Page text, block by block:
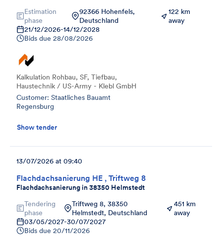
Estimation
phase
92366 Hohenfels,
Deutschland
122 km
away
21/12/2026-14/12/2028
Bids due 28/08/2026
Kalkulation Rohbau, SF, Tiefbau,
Haustechnik / US-Army - Klebl GmbH
Customer: Staatliches Bauamt
Regensburg
Show tender
Flachdachsanierung HE , Triftweg 8
Flachdachsanierung in 38350 Helmstedt
13/07/2026 at 09:40
Tendering
phase
Triftweg 8, 38350
Helmstedt, Deutschland
451 km
away
03/05/2027-30/07/2027
Bids due 20/11/2026